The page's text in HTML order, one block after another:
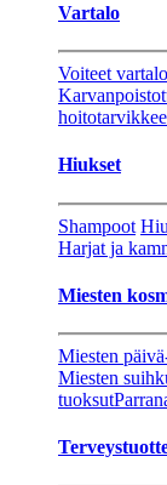
Vartalo
Voiteet
Hiukset
Shampoot
Harjat ja
Miesten
Miesten
Miesten
tuoksut